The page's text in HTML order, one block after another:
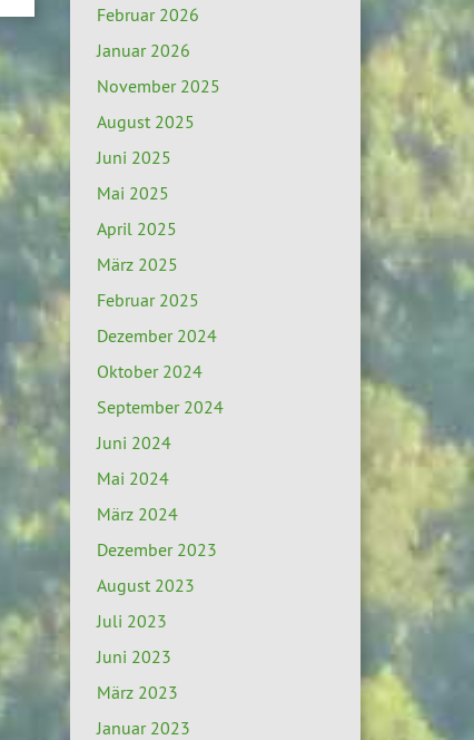
Februar 2026
Januar 2026
November 2025
August 2025
Juni 2025
Mai 2025
April 2025
März 2025
Februar 2025
Dezember 2024
Oktober 2024
September 2024
Juni 2024
Mai 2024
März 2024
Dezember 2023
August 2023
Juli 2023
Juni 2023
März 2023
Januar 2023